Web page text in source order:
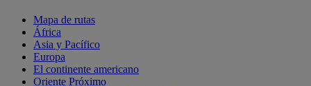
Mapa de rutas
África
Asia y Pacífico
Europa
El continente americano
Oriente Próximo